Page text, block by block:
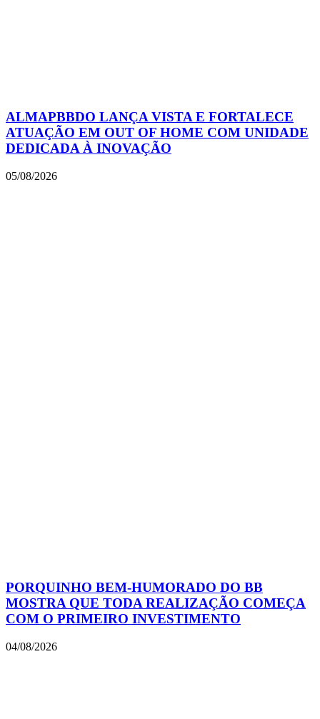
ALMAPBBDO LANÇA VISTA E FORTALECE
ATUAÇÃO EM OUT OF HOME COM UNIDADE
DEDICADA À INOVAÇÃO
05/08/2026
PORQUINHO BEM-HUMORADO DO BB
MOSTRA QUE TODA REALIZAÇÃO COMEÇA
COM O PRIMEIRO INVESTIMENTO
04/08/2026